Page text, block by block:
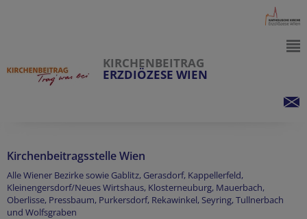
KIRCHENBEITRAG
ERZDIÖZESE WIEN
Kirchenbeitragsstelle Wien
Alle Wiener Bezirke sowie Gablitz, Gerasdorf, Kappellerfeld,
Kleinengersdorf/Neues Wirtshaus, Klosterneuburg, Mauerbach,
Oberlisse, Pressbaum, Purkersdorf, Rekawinkel, Seyring, Tullnerbach
und Wolfsgraben